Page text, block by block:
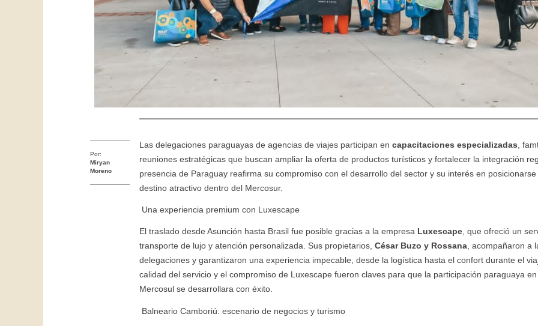
Por:
Miryan
Moreno
Las delegaciones paraguayas de agencias de viajes participan en capacitaciones especializadas ,
reuniones estratégicas que buscan ampliar la oferta de productos turísticos y fortalecer la integración
presencia de Paraguay reafirma su compromiso con el desarrollo del sector y su interés en posicionarse
destino atractivo dentro del Mercosur.
Una experiencia premium con Luxescape
El traslado desde Asunción hasta Brasil fue posible gracias a la empresa Luxescape, que ofreció un
transporte de lujo y atención personalizada. Sus propietarios, César Buzo y Rossana, acompañaron a
delegaciones y garantizaron una experiencia impecable, desde la logística hasta el confort durante el
calidad del servicio y el compromiso de Luxescape fueron claves para que la participación paraguaya
Mercosul se desarrollara con éxito.
Balneario Camboriú: escenario de negocios y turismo
Paraguay, Viví lo
autentico
Congreso
Viajeros TV se